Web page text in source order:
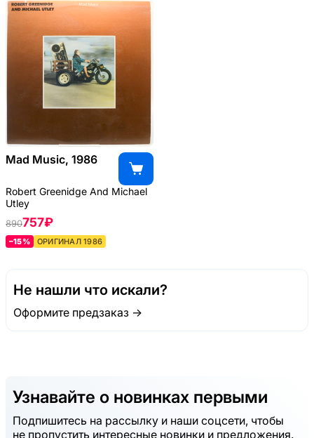
Mad Music, 1986
Robert Greenidge And Michael
Utley
890757 ₽
–15% ОРИГИНАЛ 1986
Не нашли что искали?
Оформите предзаказ →
Узнавайте о новинках первыми
Подпишитесь на рассылку и наши соцсети, чтобы
не пропустить интересные новинки и предложения.